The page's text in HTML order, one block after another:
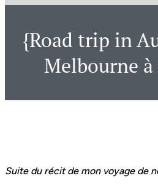
h
{Road trip in
Melbourne
Suite du récit de mon voyage de